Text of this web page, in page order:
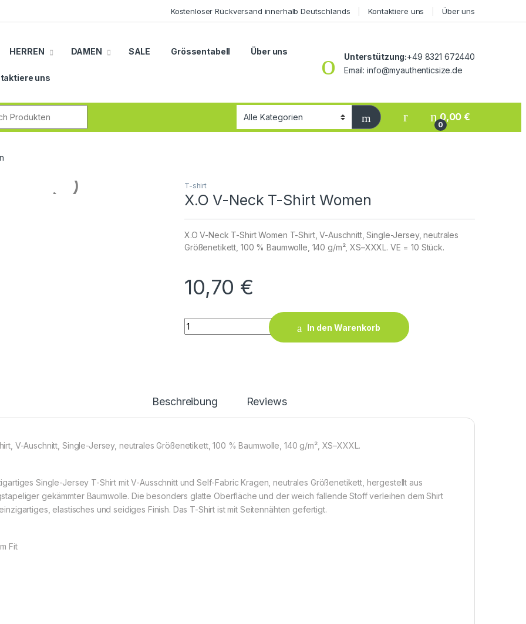
Kostenloser Rückversand innerhalb Deutschlands Kontaktiere uns Über uns
HERREN DAMEN SALE Grössentabell Über uns
uns
Unterstützung:+49 8321 672440
Email: info@myauthenticsize.de
0
0,00€
T-shirt
X.O V-Neck T-Shirt Women
X.O V-Neck T-Shirt Women T-Shirt, V-Auschnitt, Single-Jersey, neutrales
Größenetikett, 100 % Baumwolle, 140 g/m², XS–XXXL. VE = 10 Stück.
10,70 €
X.O V-Neck T-Shirt Women quantity
In den Warenkorb
Beschreibung Reviews
V-Auschnitt, Single-Jersey, neutrales Größenetikett, 100 % Baumwolle, 140 g/m², XS–XXXL.
Single-Jersey T-Shirt mit V-Ausschnitt und Self-Fabric Kragen, neutrales Größenetikett, hergestellt aus
gekämmter Baumwolle. Die besonders glatte Oberfläche und der weich fallende Stoff verleihen dem Shirt
elastisches und seidiges Finish. Das T-Shirt ist mit Seitennähten gefertigt.
Fit